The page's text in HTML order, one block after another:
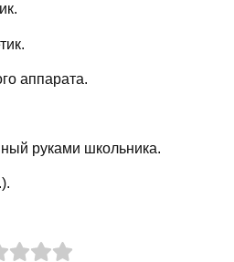
аппарата.
руками школьника.